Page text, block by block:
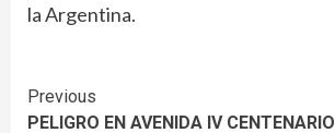
la Argentina.
Continue
Previous
PELIGRO EN AVENIDA IV CENTENARIO